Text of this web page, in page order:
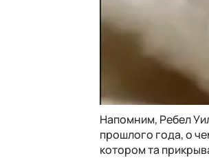
Напомним, Ребел
прошлого года, о
котором та